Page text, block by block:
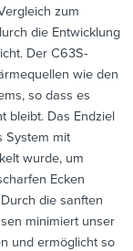
zum
die Entwicklung
Der C63S-
wie den
so dass es
bleibt. Das Endziel
System mit
wurde, um
Ecken
die sanften
minimiert unser
und ermöglicht so